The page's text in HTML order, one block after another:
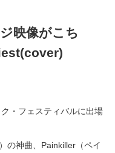
映像がこち
・フェスティバルに出場
の神曲、Painkiller（ペイ